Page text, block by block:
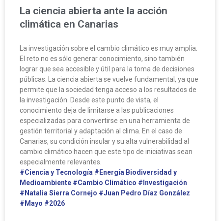
La ciencia abierta ante la acción
climática en Canarias
La investigación sobre el cambio climático es muy amplia.
El reto no es sólo generar conocimiento, sino también
lograr que sea accesible y útil para la toma de decisiones
públicas. La ciencia abierta se vuelve fundamental, ya que
permite que la sociedad tenga acceso a los resultados de
la investigación. Desde este punto de vista, el
conocimiento deja de limitarse a las publicaciones
especializadas para convertirse en una herramienta de
gestión territorial y adaptación al clima. En el caso de
Canarias, su condición insular y su alta vulnerabilidad al
cambio climático hacen que este tipo de iniciativas sean
especialmente relevantes.
#Ciencia y Tecnología #Energía Biodiversidad y
Medioambiente #Cambio Climático #Investigación
#Natalia Sierra Cornejo #Juan Pedro Díaz González
#Mayo #2026